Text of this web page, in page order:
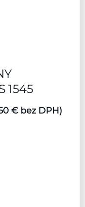
1545
€bez DPH)